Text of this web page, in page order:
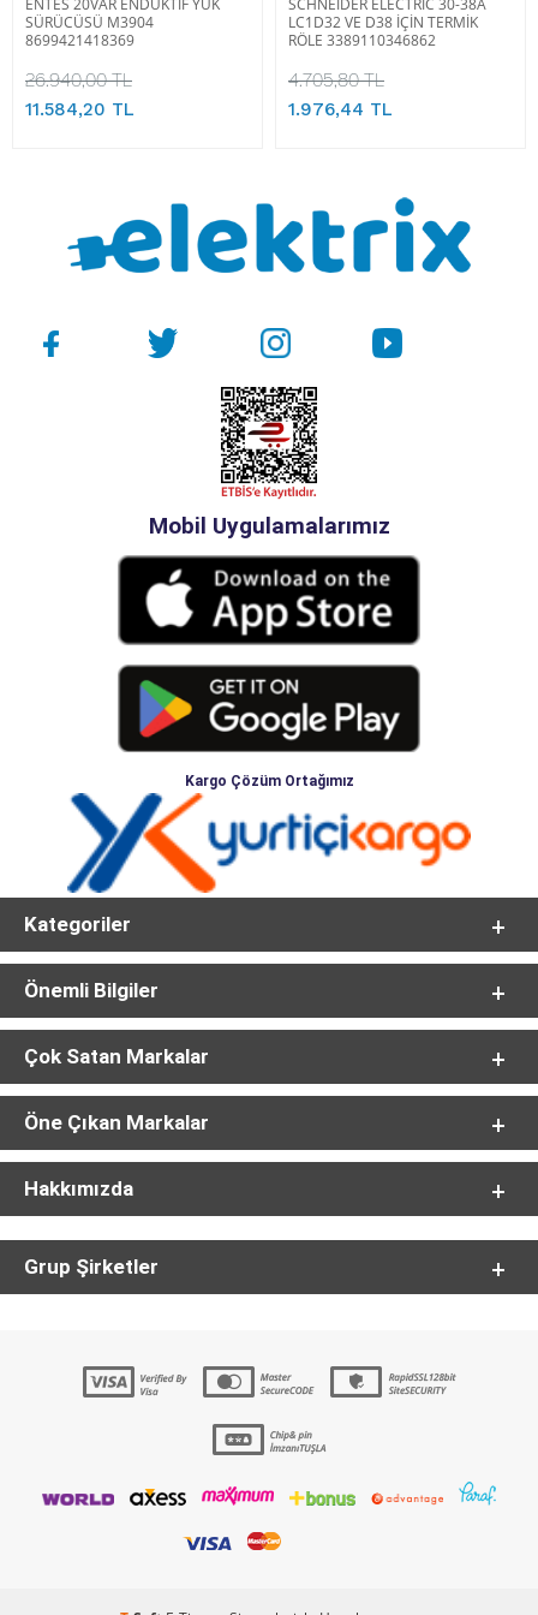
SÜRÜCÜSÜ M3904
8699421418369
26.940,00 TL
11.584,20 TL
LC1D32 VE D38 İÇİN TERMİK
RÖLE 3389110346862
4.705,80 TL
1.976,44 TL
Mobil Uygulamalarımız
Kargo Çözüm Ortağımız
Kategoriler
Önemli Bilgiler
Çok Satan Markalar
Öne Çıkan Markalar
Hakkımızda
Grup Şirketler